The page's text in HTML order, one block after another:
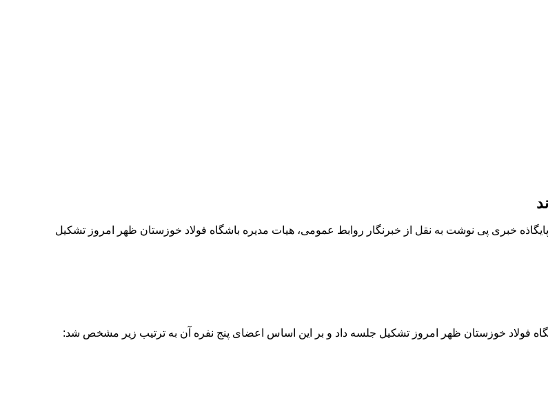
خبری پی نوشت به نقل از خبرنگار روابط عمومی، هیات مدیره باشگاه فولاد خوزستان ظهر امروز تشکیل
فولاد خوزستان ظهر امروز تشکیل جلسه داد و بر این اساس اعضای پنج نفره آن به ترتیب زیر مشخص شد: